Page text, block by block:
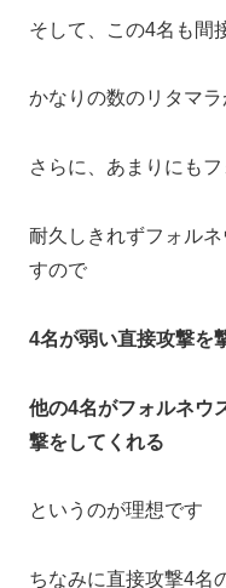
そして、この4名も間
かなりの数のリタマ
さらに、あまりにも
耐久しきれずフォル
すので
4名が弱い直接攻撃を
他の4名がフォルネウ
撃をしてくれる
というのが理想です
ちなみに直接攻撃4名